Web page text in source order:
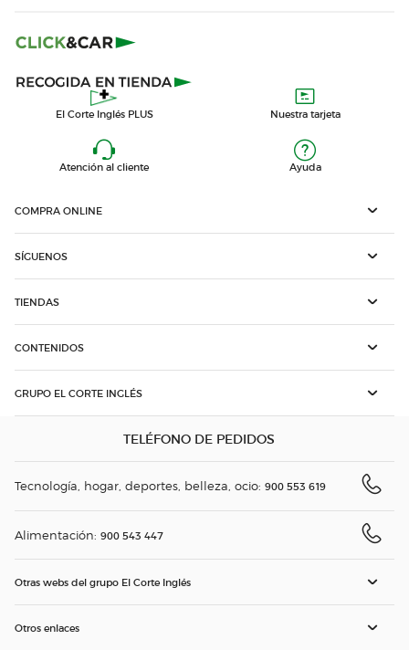
El Corte Inglés PLUS Nuestra tarjeta
Atención al cliente Ayuda
COMPRA ONLINE
SÍGUENOS
TIENDAS
CONTENIDOS
GRUPO EL CORTE INGLÉS
TELÉFONO DE PEDIDOS
Tecnología, hogar, deportes, belleza, ocio: 900 553 619
Alimentación: 900 543 447
Otras webs del grupo El Corte Inglés
Otros enlaces